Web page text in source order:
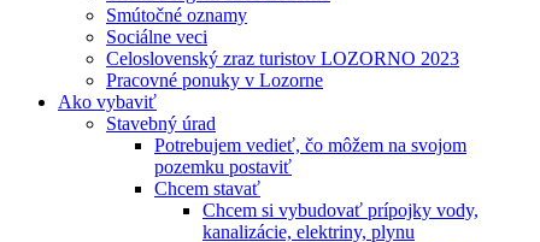
Smútočné oznamy
Sociálne veci
Celoslovenský zraz turistov LOZORNO 2023
Pracovné ponuky v Lozorne
Ako vybaviť
Stavebný úrad
Potrebujem vedieť, čo môžem na svojom
pozemku postaviť
Chcem stavať
Chcem si vybudovať prípojky vody,
kanalizácie, elektriny, plynu